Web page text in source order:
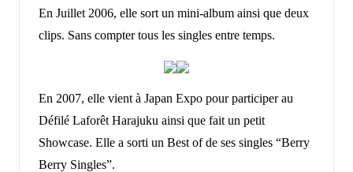
En Juillet 2006, elle sort un mini-album ainsi que deux
clips. Sans compter tous les singles entre temps.
En 2007, elle vient à Japan Expo pour participer au
Défilé Laforêt Harajuku ainsi que fait un petit
Showcase. Elle a sorti un Best of de ses singles “Berry
Berry Singles”.